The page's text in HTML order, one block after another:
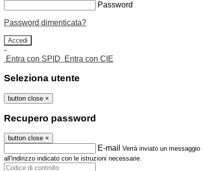
Password
Password dimenticata?
-
Entra con SPID
Entra con CIE
Seleziona utente
button close ×
Recupero password
button close ×
E-mail Verrà inviato un messaggio
all'indirizzo indicato con le istruzioni necessarie.